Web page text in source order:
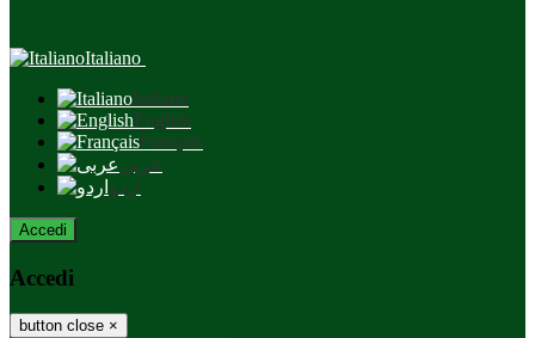
Italiano
Italiano
English
Français
عربى
اردو
Accedi
Accedi
button close ×